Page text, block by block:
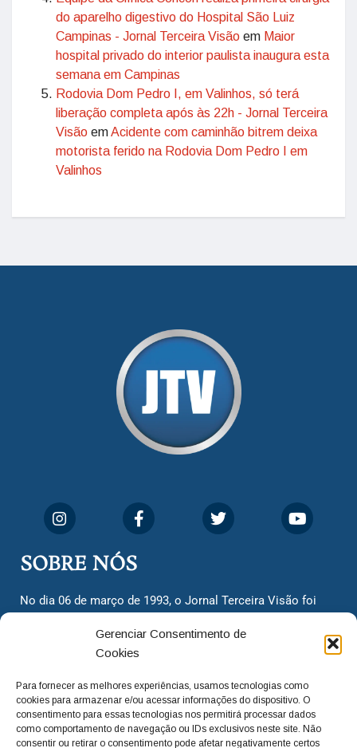
Gerenciar Consentimento de
Cookies
Para fornecer as melhores experiências, usamos tecnologias como
cookies para armazenar e/ou acessar informações do dispositivo. O
consentimento para essas tecnologias nos permitirá processar dados
como comportamento de navegação ou IDs exclusivos neste site. Não
consentir ou retirar o consentimento pode afetar negativamente certos
do aparelho digestivo do Hospital São Luiz
Campinas - Jornal Terceira Visão em Maior
hospital privado do interior paulista inaugura esta
semana em Campinas
Rodovia Dom Pedro I, em Valinhos, só terá
liberação completa após às 22h - Jornal Terceira
Visão emAcidente com caminhão bitrem deixa
motorista ferido na Rodovia Dom Pedro I em
Valinhos
SOBRE NÓS
No dia 06 de março de 1993, o Jornal Terceira Visão foi
cidadãos valinhenses, já que naquela época só existiam
dois jornais. Há mais de 30 anos, o jornal continua
com o foco de trazer as melhores notícias. Nunca
deixamos de lado as necessidades do cidadão, sempre
questionando os órgãos públicos em busca de melhorias